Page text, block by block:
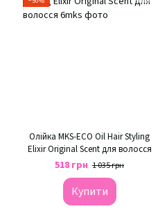
Олійка MKS-ECO Oil Hair Styling
Elixir Original Scent для волосся
518 грн 1 035 грн
Купити